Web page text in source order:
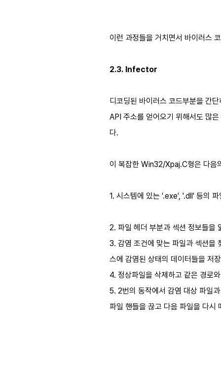
이런 과정들을 거치면서 바이러스
2.3. Infector
디코딩된 바이러스 코드부분을 간
API 주소를 얻어오기 위해서도 많
다.
이 복잡한 Win32/Xpaj.C형은 다음
1. 시스템에 있는 '.exe', '.dll' 등의
2. 파일 헤더 부분과 섹션 정보들을
3. 감염 조건에 맞는 파일과 섹션
스에 감염된 상태의 데이터들을 저
4. 정상파일을 삭제하고 같은 경로
5. 2번의 동작에서 감염 대상 파일
파일 핸들을 끊고 다음 파일을 다시